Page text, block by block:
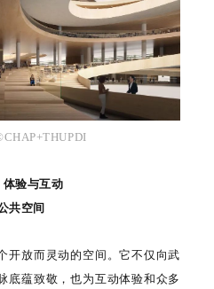
体验与互动
共空间
开放而灵动的空间。它不仅向武
底蕴致敬，也为互动体验和众多